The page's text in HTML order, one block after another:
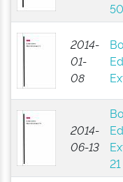
50
2014-
01-
08
2014-
06-13
21